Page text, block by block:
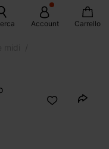
Account Carrello